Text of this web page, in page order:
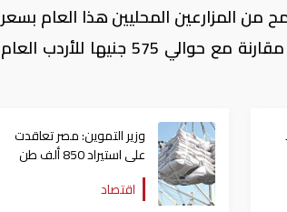
من المزارعين المحليين هذا العام بسعر
بين 570 و600 جنيه (32.3-34 دولارا) للأردب بناء على درجة النقاوة مقارنة مع حوالي 575 جنيها للأردب العام
وزير التموين: مصر تعاقدت
على استيراد 850 ألف طن
سكر
اقتصاد